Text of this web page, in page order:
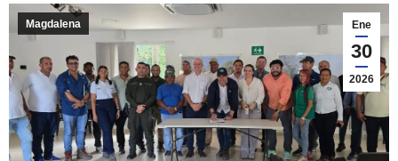
Ene
30
2026
Magdalena